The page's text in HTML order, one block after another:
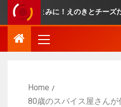
まみに！えのきとチーズだけ♪
Home
80歳のスパイス屋さん